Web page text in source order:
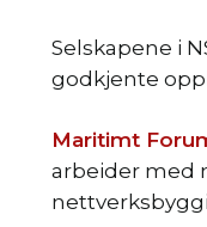
Selskapene i
godkjente
Maritimt
arbeider med